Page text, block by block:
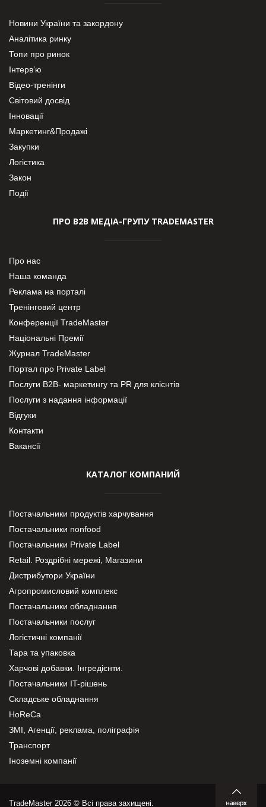
Новини України та закордону
Аналітика ринку
Топи про ринок
Інтерв’ю
Відео-тренінги
Світовий досвід
Інновації
Маркетинг&Продажі
Закупки
Логістика
Закон
Події
ПРО В2В МЕДІА-ГРУПУ TRADEMASTER
Про нас
Наша команда
Реклама на порталі
Тренінговий центр
Конференції TradeMaster
Національні Премії
Журнал TradeMaster
Портал про Private Label
Послуги В2В- маркетингу та PR для клієнтів
Послуги з надання інформації
Відгуки
Контакти
Вакансії
КАТАЛОГ КОМПАНИЙ
Постачальники продуктів харчування
Постачальники nonfood
Постачальники Private Label
Retail. Роздрібні мережі, Магазини
Дистрибутори України
Агропромисловий комплекс
Постачальники обладнання
Постачальники послуг
Логістичні компанії
Тара та упаковка
Харчові добавки. Інгредієнти.
Постачальники IT-рішень
Складське обладнання
HoReCa
ЗМІ, Агенції, реклама, поліграфія
Транспорт
Іноземні компанії
TradeMaster 2026 © Всі права захищені.